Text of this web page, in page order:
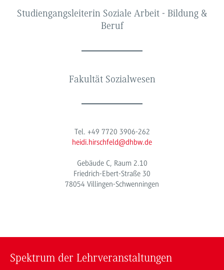
Studiengangsleiterin Soziale Arbeit - Bildung &
Beruf
Fakultät Sozialwesen
Tel. +49 7720 3906-262
heidi.hirschfeld@dhbw.de
Gebäude C, Raum 2.10
Friedrich-Ebert-Straße 30
78054 Villingen-Schwenningen
Spektrum der Lehrveranstaltungen